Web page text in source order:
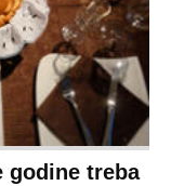
godine treba